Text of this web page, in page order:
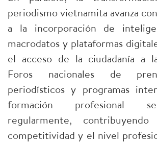
periodismo vietnamita avanza
a la incorporación de
macrodatos y plataformas
el acceso de la ciudadanía a
Foros nacionales de
periodísticos y programas
formación profesional
regularmente,
competitividad y el nivel